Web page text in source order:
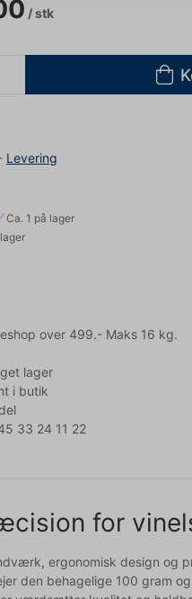
/ stk
Levering
Ca. 1 på lager
over 499.- Maks 16 kg.
lager
i butik
33 24 11 22
for
ergonomisk design og
den behagelige 100 gram